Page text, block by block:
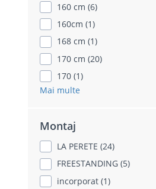
160 cm (6)
160cm (1)
168 cm (1)
170 cm (20)
170 (1)
Mai multe
Montaj
LA PERETE (24)
FREESTANDING (5)
incorporat (1)